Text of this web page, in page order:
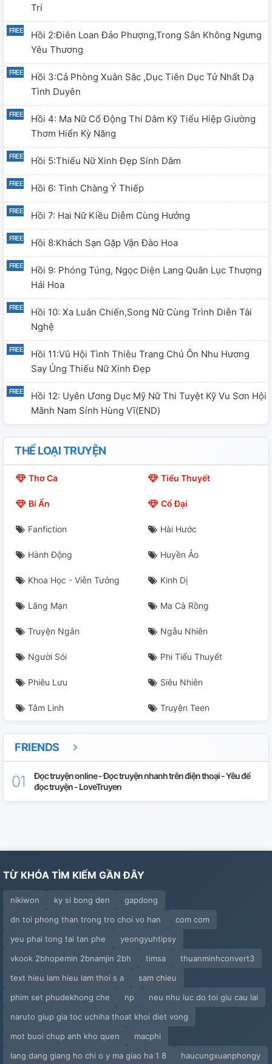
Trí
Hồi 2:Điên Loan Đảo Phượng,trong Sân Không Ngưng
Yêu Thương
Hồi 3:Cả Phòng Xuân Sắc ,dục Tiên Dục Tử Nhất Dạ
Tình Duyên
Hồi 4: Ma Nữ Cổ Động Thi Dâm Kỹ Tiểu Hiệp Giường
Thơm Hiển Kỳ Năng
Hồi 5:Thiếu Nữ Xinh Đẹp Sính Dâm
Hồi 6: Tình Chàng Ý Thiếp
Hồi 7: Hai Nữ Kiều Diễm Cùng Hưởng
Hồi 8:Khách Sạn Gặp Vận Đào Hoa
Hồi 9: Phóng Túng, Ngọc Diện Lang Quân Lục Thượng
Hái Hoa
Hồi 10: Xa Luân Chiến,song Nữ Cùng Trình Diễn Tài
Nghệ
Hồi 11:Vũ Hội Tình Thiêu Trang Chủ Ôn Nhu Hương
Say Ủng Thiếu Nữ Xinh Đẹp
Hồi 12: Uyên Ương Dục Mỹ Nữ Thi Tuyệt Kỹ Vu Sơn Hội
Mãnh Nam Sính Hùng Vĩ(END)
THỂ LOẠI TRUYỆN
Thơ Ca Tiểu Thuyết
Bí Ẩn Cổ Đại
Fanfiction Hài Hước
Hành Động Huyền Ảo
Khoa Học - Viễn Tưởng Kinh Dị
Lãng Mạn Ma Cà Rồng
Truyện Ngắn Ngẫu Nhiên
Người Sói Phi Tiểu Thuyết
Phiêu Lưu Siêu Nhiên
Tâm Linh Truyện Teen
FRIENDS
Đọc truyện online - Đọc truyện nhanh trên điện thoại - Yêu để
đọc truyện - LoveTruyen
TỪ KHÓA TÌM KIẾM GẦN ĐÂY
nikiwon ky si bong den
gapdong
dn toi phong than trong tro choi vo han
com com
yeu phai tong tai tan phe
yeongyuhtipsy
vkook 2bhopemin 2bnamjin 2bh
timsa
thuanminhconvert3
text hieu lam hieu lam thoi s a
sam chieu
phim set phudekhong che
np
neu nhu luc do toi giu cau lai
naruto giup gia toc uchiha thoat khoi diet vong
mot buoi chup anh kho quen
macphi
lang dang giang ho chi o y ma giao ha 1 8
haucungxuanphongy